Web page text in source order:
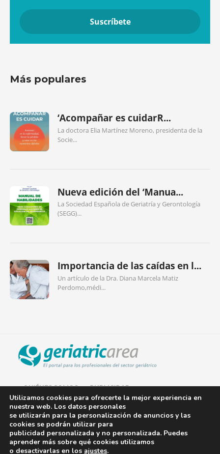
Más populares
‘Acompañar es cuidarR...
La doctora Elia Martínez Moreno, presidenta de la
Socie...
Nueva edición del ‘Manua...
La Sociedad Española de Geriatría y Gerontología
(SEGG)...
Importancia de las caídas en l...
Un artículo de la Dra. Diana Marcela Matiz
Perdomo,médi...
QUIÉNES SOMOS PUBLICIDAD
AVISO LEGAL
POLÍTICA DE COOKIES
POLÍTICA DE PRIVACIDAD
Utilizamos cookies para ofrecerte la mejor experiencia en
nuestra web. Los datos personales
se utilizarán para la personalización de anuncios y las
cookies se podrán utilizar para
publicidad personalizada y no personalizada. Puedes
aprender más sobre qué cookies utilizamos
o desactivarlas en los ajustes.